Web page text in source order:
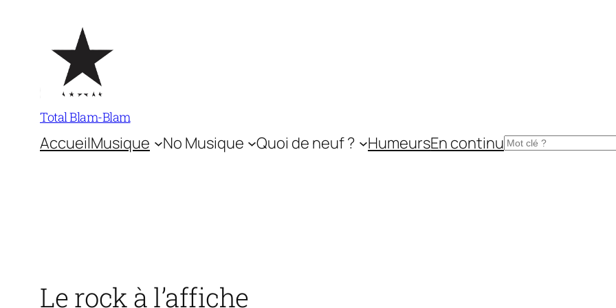
contenu
Total Blam-Blam
AccueilMusique No Musique Quoi de neuf ? HumeursEn continuRechercher
Le rock à l’affiche